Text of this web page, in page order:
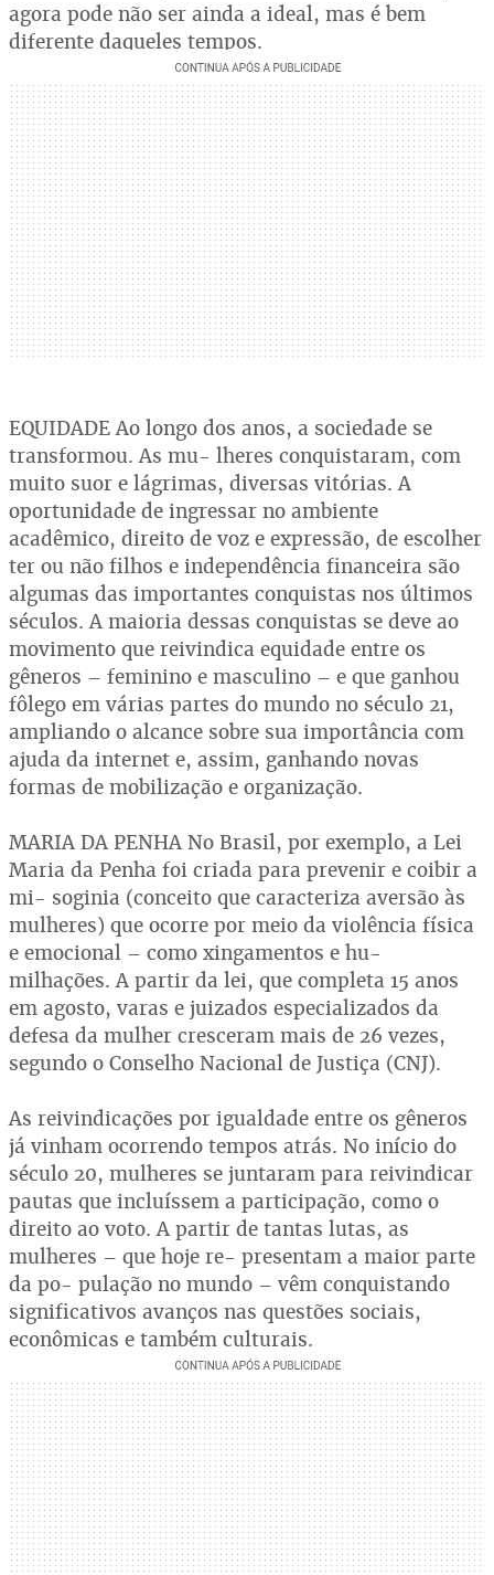
agora pode não ser ainda a ideal, mas é bem
diferente daqueles tempos.
EQUIDADE Ao longo dos anos, a sociedade se
transformou. As mu- lheres conquistaram, com
muito suor e lágrimas, diversas vitórias. A
oportunidade de ingressar no ambiente
acadêmico, direito de voz e expressão, de escolher
ter ou não filhos e independência financeira são
algumas das importantes conquistas nos últimos
séculos. A maioria dessas conquistas se deve ao
movimento que reivindica equidade entre os
gêneros – feminino e masculino – e que ganhou
fôlego em várias partes do mundo no século 21,
ampliando o alcance sobre sua importância com
ajuda da internet e, assim, ganhando novas
formas de mobilização e organização.
MARIA DA PENHA No Brasil, por exemplo, a Lei
Maria da Penha foi criada para prevenir e coibir a
mi- soginia (conceito que caracteriza aversão às
mulheres) que ocorre por meio da violência física
e emocional – como xingamentos e hu-
milhações. A partir da lei, que completa 15 anos
em agosto, varas e juizados especializados da
defesa da mulher cresceram mais de 26 vezes,
segundo o Conselho Nacional de Justiça (CNJ).
As reivindicações por igualdade entre os gêneros
já vinham ocorrendo tempos atrás. No início do
século 20, mulheres se juntaram para reivindicar
pautas que incluíssem a participação, como o
direito ao voto. A partir de tantas lutas, as
mulheres – que hoje re- presentam a maior parte
da po- pulação no mundo – vêm conquistando
significativos avanços nas questões sociais,
econômicas e também culturais.